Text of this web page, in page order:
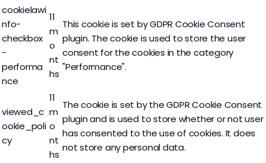
cookielawi
nfo-
checkbox
-
performa
nce
11
m
o
nt
hs
This cookie is set by GDPR Cookie Consent
plugin. The cookie is used to store the user
consent for the cookies in the category
"Performance".
viewed_c
ookie_poli
cy
11
m
o
nt
hs
The cookie is set by the GDPR Cookie Consent
plugin and is used to store whether or not user
has consented to the use of cookies. It does
not store any personal data.